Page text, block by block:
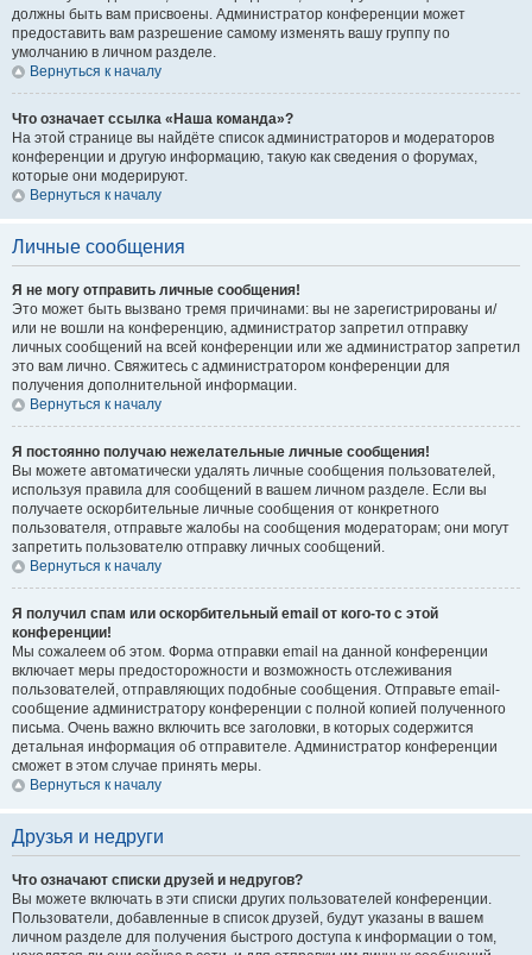
должны быть вам присвоены. Администратор конференции может
предоставить вам разрешение самому изменять вашу группу по
умолчанию в личном разделе.
Вернуться к началу
Что означает ссылка «Наша команда»?
На этой странице вы найдёте список администраторов и модераторов
конференции и другую информацию, такую как сведения о форумах,
которые они модерируют.
Вернуться к началу
Личные сообщения
Я не могу отправить личные сообщения!
Это может быть вызвано тремя причинами: вы не зарегистрированы и/
или не вошли на конференцию, администратор запретил отправку
личных сообщений на всей конференции или же администратор запретил
это вам лично. Свяжитесь с администратором конференции для
получения дополнительной информации.
Вернуться к началу
Я постоянно получаю нежелательные личные сообщения!
Вы можете автоматически удалять личные сообщения пользователей,
используя правила для сообщений в вашем личном разделе. Если вы
получаете оскорбительные личные сообщения от конкретного
пользователя, отправьте жалобы на сообщения модераторам; они могут
запретить пользователю отправку личных сообщений.
Вернуться к началу
Я получил спам или оскорбительный email от кого-то с этой
конференции!
Мы сожалеем об этом. Форма отправки email на данной конференции
включает меры предосторожности и возможность отслеживания
пользователей, отправляющих подобные сообщения. Отправьте email-
сообщение администратору конференции с полной копией полученного
письма. Очень важно включить все заголовки, в которых содержится
детальная информация об отправителе. Администратор конференции
сможет в этом случае принять меры.
Вернуться к началу
Друзья и недруги
Что означают списки друзей и недругов?
Вы можете включать в эти списки других пользователей конференции.
Пользователи, добавленные в список друзей, будут указаны в вашем
личном разделе для получения быстрого доступа к информации о том,